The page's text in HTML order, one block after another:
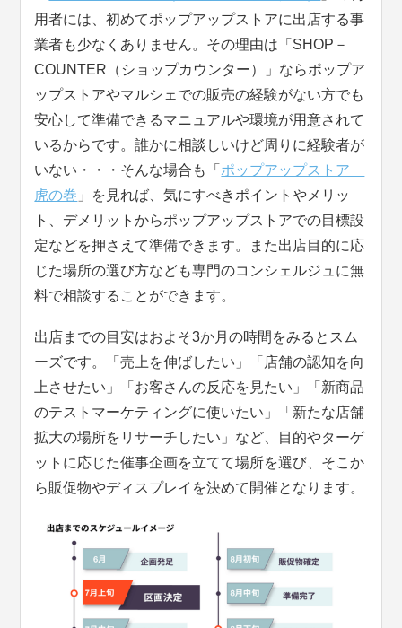
用者には、初めてポップアップストアに出店する事
業者も少なくありません。その理由は「SHOP－
COUNTER（ショップカウンター）」ならポップア
ップストアやマルシェでの販売の経験がない方でも
安心して準備できるマニュアルや環境が用意されて
いるからです。誰かに相談しいけど周りに経験者が
いない・・・そんな場合も「 ポップアップストア
虎の巻 」を見れば、気にすべきポイントやメリッ
ト、デメリットからポップアップストアでの目標設
定などを押さえて準備できます。また出店目的に応
じた場所の選び方なども専門のコンシェルジュに無
料で相談することができます。
出店までの目安はおよそ3か月の時間をみるとスム
ーズです。「売上を伸ばしたい」「店舗の認知を向
上させたい」「お客さんの反応を見たい」「新商品
のテストマーケティングに使いたい」「新たな店舗
拡大の場所をリサーチしたい」など、目的やターゲ
ットに応じた催事企画を立てて場所を選び、そこか
ら販促物やディスプレイを決めて開催となります。